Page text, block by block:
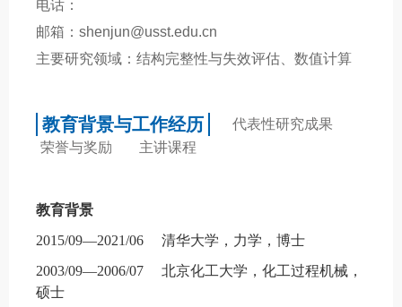
电话：
邮箱：shenjun@usst.edu.cn
主要研究领域：结构完整性与失效评估、数值计算
教育背景与工作经历
代表性研究成果
荣誉与奖励
主讲课程
教育背景
2015/09—2021/06 清华大学，力学，博士
2003/09—2006/07 北京化工大学，化工过程机械，
硕士